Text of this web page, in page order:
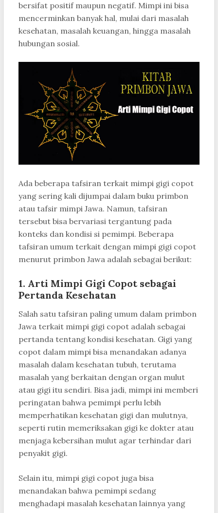
bersifat positif maupun negatif. Mimpi ini bisa
mencerminkan banyak hal, mulai dari masalah
kesehatan, masalah keuangan, hingga masalah
hubungan sosial.
Ada beberapa tafsiran terkait mimpi gigi copot
yang sering kali dijumpai dalam buku primbon
atau tafsir mimpi Jawa. Namun, tafsiran
tersebut bisa bervariasi tergantung pada
konteks dan kondisi si pemimpi. Beberapa
tafsiran umum terkait dengan mimpi gigi copot
menurut primbon Jawa adalah sebagai berikut:
1. Arti Mimpi Gigi Copot sebagai
Pertanda Kesehatan
Salah satu tafsiran paling umum dalam primbon
Jawa terkait mimpi gigi copot adalah sebagai
pertanda tentang kondisi kesehatan. Gigi yang
copot dalam mimpi bisa menandakan adanya
masalah dalam kesehatan tubuh, terutama
masalah yang berkaitan dengan organ mulut
atau gigi itu sendiri. Bisa jadi, mimpi ini memberi
peringatan bahwa pemimpi perlu lebih
memperhatikan kesehatan gigi dan mulutnya,
seperti rutin memeriksakan gigi ke dokter atau
menjaga kebersihan mulut agar terhindar dari
penyakit gigi.
Selain itu, mimpi gigi copot juga bisa
menandakan bahwa pemimpi sedang
menghadapi masalah kesehatan lainnya yang